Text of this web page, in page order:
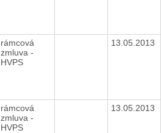
rámcová
zmluva -
HVPS
13.05.2013
rámcová
zmluva -
HVPS
13.05.2013